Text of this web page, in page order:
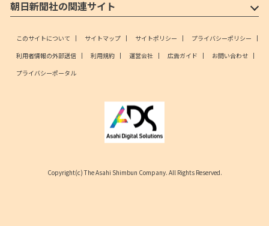
朝日新聞社の関連サイト
このサイトについて サイトマップ サイトポリシー
プライバシーポリシー
利用者情報の外部送信
利用規約 運営会社 広告ガイド
お問い合わせ
プライバシーポータル
Copyright(c) The Asahi Shimbun Company. All Rights Reserved.